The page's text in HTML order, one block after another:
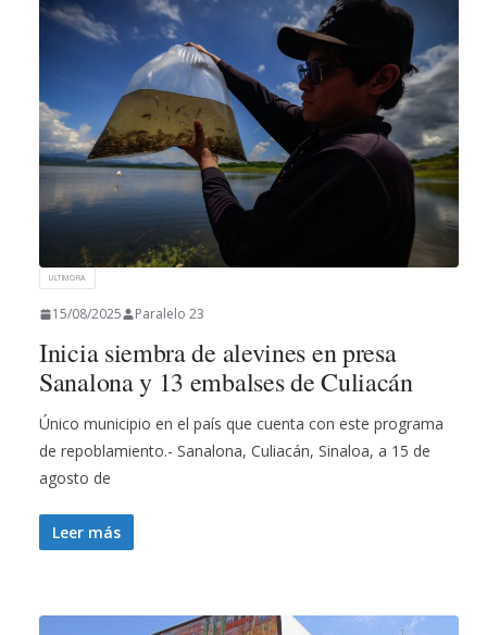
ULTIMORA
15/08/2025 Paralelo 23
Inicia siembra de alevines en presa
Sanalona y 13 embalses de Culiacán
Único municipio en el país que cuenta con este programa
de repoblamiento.- Sanalona, Culiacán, Sinaloa, a 15 de
agosto de
Leer más